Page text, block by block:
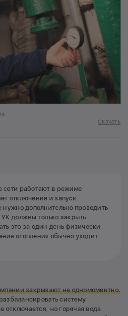
Скачать
сети работают в режиме
отключение и запуск
нужно дополнительно проводить
должны только закрыть
это за один день физически
отопления обычно уходит
закрывают не одномоментно.
систему
отключается, но горячая вода